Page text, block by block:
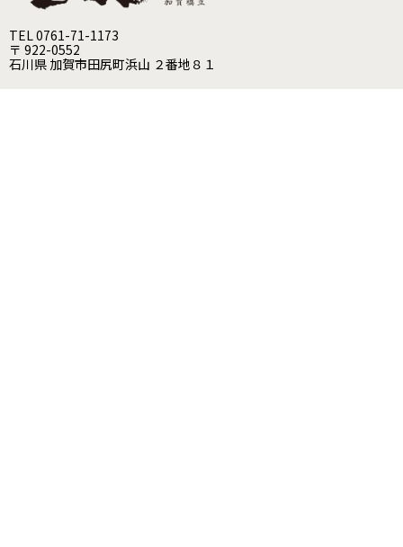
TEL 0761-71-1173
〒 922-0552
石川県 加賀市田尻町浜山 ２番地８１